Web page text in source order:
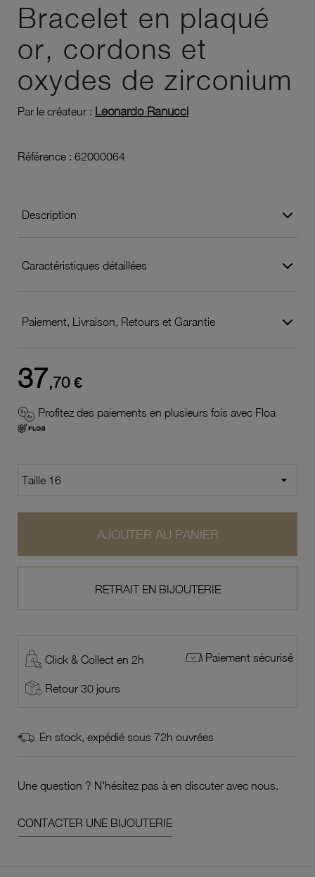
Bracelet en plaqué
or, cordons et
oxydes de zirconium
Par le créateur : Leonardo Ranucci
Référence : 62000064
Description
Caractéristiques détaillées
Paiement, Livraison, Retours et Garantie
37,70 €
Profitez des paiements en plusieurs fois avec Floa
AJOUTER AU PANIER
RETRAIT EN BIJOUTERIE
Click & Collect en 2h Paiement sécurisé
Retour 30 jours
En stock, expédié sous 72h ouvrées
Une question ? N'hésitez pas à en discuter avec nous.
CONTACTER UNE BIJOUTERIE